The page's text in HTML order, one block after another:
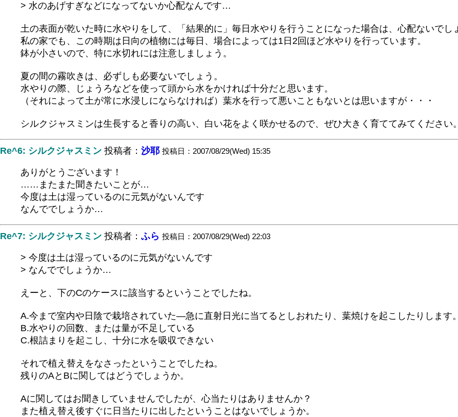
> 水のあげすぎなどになってないか心配なんです…
土の表面が乾いた時に水やりをして、「結果的に」毎日水やりを行うことになった場合は、心配ないでし
私の家でも、この時期は日向の植物には毎日、場合によっては1日2回ほど水やりを行っています。
鉢が小さいので、特に水切れには注意しましょう。
夏の間の霧吹きは、必ずしも必要ないでしょう。
水やりの際、じょうろなどを使って頭から水をかければ十分だと思います。
（それによって土が常に水浸しにならなければ）葉水を行って悪いこともないとは思いますが・・・
シルクジャスミンは生長すると香りの高い、白い花をよく咲かせるので、ぜひ大きく育ててみてください。
Re^6: シルクジャスミン 投稿者： 沙耶 投稿日：2007/08/29(Wed) 15:35
ありがとうございます！
……またまた聞きたいことが…
今度は土は湿っているのに元気がないんです
なんででしょうか…
Re^7: シルクジャスミン 投稿者： ふら 投稿日：2007/08/29(Wed) 22:03
> 今度は土は湿っているのに元気がないんです
> なんででしょうか…
えーと、下のCのケースに該当するということでしたね。
A.今まで室内や日陰で栽培されていた―急に直射日光に当てるとしおれたり、葉焼けを起こしたりします。
B.水やりの回数、または量が不足している
C.根詰まりを起こし、十分に水を吸収できない
それで植え替えをなさったということでしたね。
残りのAとBに関してはどうでしょうか。
Aに関してはお聞きしていませんでしたが、心当たりはありませんか？
また植え替え後すぐに日当たりに出したということはないでしょうか。